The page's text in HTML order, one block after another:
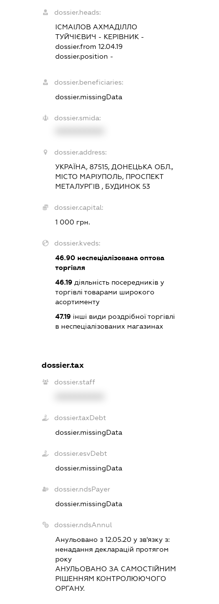
dossier.heads:
ІСМАІЛОВ АХМАДІЛЛО
ТУЙЧІЄВИЧ - КЕРІВНИК -
dossier.from 12.04.19
dossier.position -
dossier.beneficiaries:
dossier.missingData
dossier.smida:
dossier.address:
УКРАЇНА, 87515, ДОНЕЦЬКА ОБЛ.,
МІСТО МАРІУПОЛЬ, ПРОСПЕКТ
МЕТАЛУРГІВ , БУДИНОК 53
dossier.capital:
1 000 грн.
dossier.kveds:
46.90 неспеціалізована оптова
торгівля
46.19 діяльність посередників у
торгівлі товарами широкого
асортименту
47.19 інші види роздрібної торгівлі
в неспеціалізованих магазинах
dossier.tax
dossier.staff
dossier.taxDebt
dossier.missingData
dossier.esvDebt
dossier.missingData
dossier.ndsPayer
dossier.missingData
dossier.ndsAnnul
Анульовано з 12.05.20 у зв'язку з:
ненадання декларацiй протягом
року
АНУЛЬОВАНО ЗА САМОСТIЙНИМ
РIШЕННЯМ КОНТРОЛЮЮЧОГО
ОРГАНУ.